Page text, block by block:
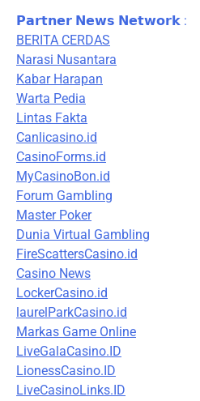
𝗣𝗮𝗿𝘁𝗻𝗲𝗿 𝗡𝗲𝘄𝘀 𝗡𝗲𝘁𝘄𝗼𝗿𝗸 :
BERITA CERDAS
Narasi Nusantara
Kabar Harapan
Warta Pedia
Lintas Fakta
Canlicasino.id
CasinoForms.id
MyCasinoBon.id
Forum Gambling
Master Poker
Dunia Virtual Gambling
FireScattersCasino.id
Casino News
LockerCasino.id
laurelParkCasino.id
Markas Game Online
LiveGalaCasino.ID
LionessCasino.ID
LiveCasinoLinks.ID